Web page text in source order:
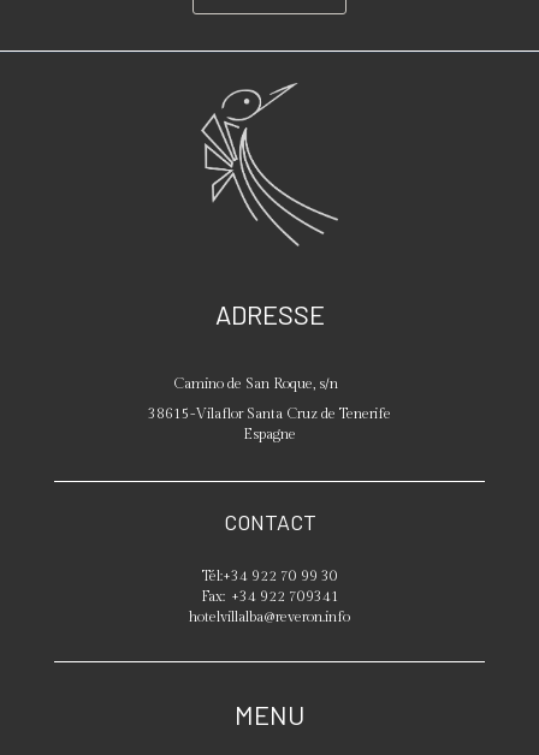
ADRESSE
Camino de San Roque, s/n
38615-Vilaflor Santa Cruz de Tenerife
Espagne
CONTACT
Tél:+34 922 70 99 30
Fax: +34 922 709341
hotelvillalba@reveron.info
MENU